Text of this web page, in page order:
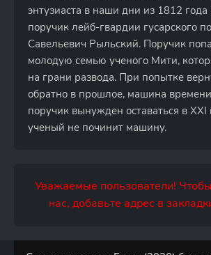
энтузиаста в наши дни из 1812 года
поручик лейб-гвардии гусарского
Савельевич Рыльский. Поручик
молодую семью ученого Мити,
на грани развода. При попытке
обратно в прошлое, машина
поручик вынужден оставаться в XXI
ученый не починит машину.
Уважаемые пользователи!
нас, добавьте адрес в